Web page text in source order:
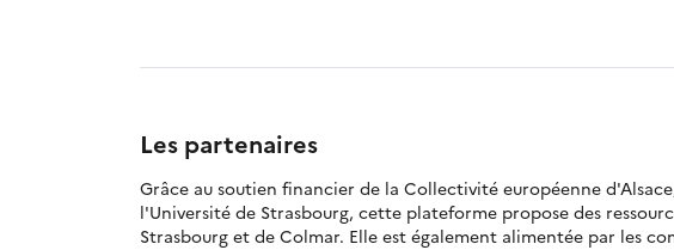
Les partenaires
Grâce au soutien financier de la Collectivité européenne
l'Université de Strasbourg, cette plateforme propose des
Strasbourg et de Colmar. Elle est également alimentée par les